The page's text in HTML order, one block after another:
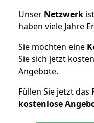
Unser Netzwerk
haben viele Jahre
Sie möchten eine
Sie sich jetzt
Angebote.
Füllen Sie jetzt
kostenlose